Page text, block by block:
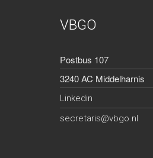
VBGO
Postbus 107
3240 AC Middelharnis
Linkedin
secretaris@vbgo.nl